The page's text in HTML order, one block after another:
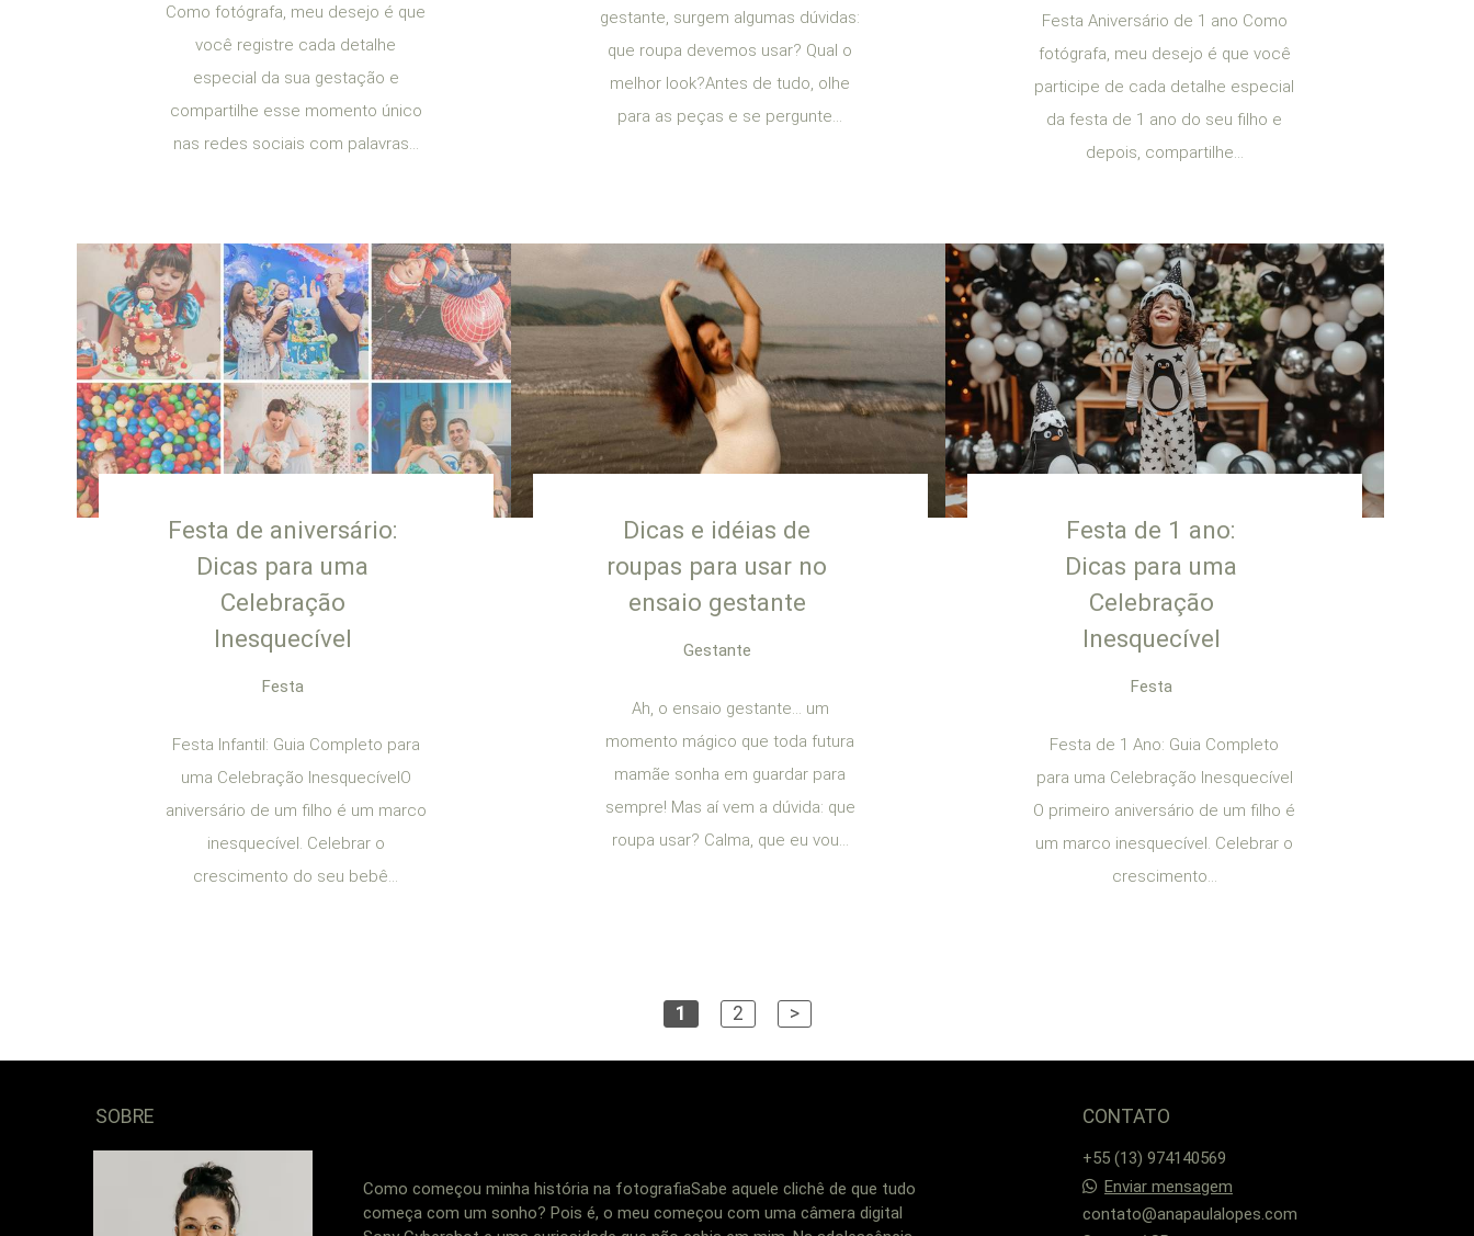
Como fotógrafa, meu desejo é que
você registre cada detalhe
especial da sua gestação e
compartilhe esse momento único
nas redes sociais com palavras...
gestante, surgem algumas dúvidas:
que roupa devemos usar? Qual o
melhor look?Antes de tudo, olhe
para as peças e se pergunte...
Festa Aniversário de 1 ano Como
fotógrafa, meu desejo é que você
participe de cada detalhe especial
da festa de 1 ano do seu filho e
depois, compartilhe...
Festa de aniversário:
Dicas para uma
Celebração
Inesquecível
Festa
Festa Infantil: Guia Completo para
uma Celebração InesquecívelO
aniversário de um filho é um marco
inesquecível. Celebrar o
crescimento do seu bebê...
Dicas e idéias de
roupas para usar no
ensaio gestante
Gestante
Ah, o ensaio gestante… um
momento mágico que toda futura
mamãe sonha em guardar para
sempre! Mas aí vem a dúvida: que
roupa usar? Calma, que eu vou...
Festa de 1 ano:
Dicas para uma
Celebração
Inesquecível
Festa
Festa de 1 Ano: Guia Completo
para uma Celebração Inesquecível
O primeiro aniversário de um filho é
um marco inesquecível. Celebrar o
crescimento...
1 2 >
SOBRE
Como começou minha história na fotografiaSabe aquele clichê de que tudo
começa com um sonho? Pois é, o meu começou com uma câmera digital
CONTATO
+55 (13) 974140569
Enviar mensagem
contato@anapaulalopes.com